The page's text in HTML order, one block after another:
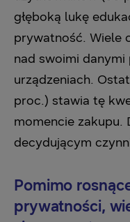
głęboką lukę
prywatność. Wiele
nad swoimi
urządzeniach.
proc.) stawia tę
momencie zakupu.
decydującym
Pomimo
prywatności,